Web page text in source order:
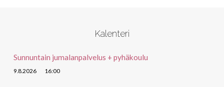
Kalenteri
Sunnuntain jumalanpalvelus + pyhäkoulu
9.8.2026 16:00